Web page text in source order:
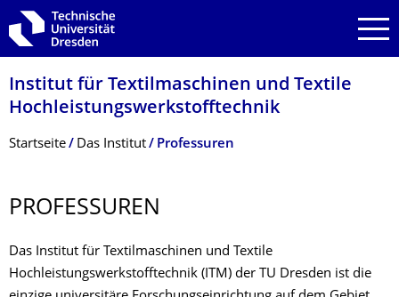
Zur Hauptnavigation springen
Zur Suche springen
Zum Inhalt springen
Institut für Textilmaschinen und Textile
Hochleistungswerk­stofftechnik
Breadcrumb-Menü
Startseite Das Institut Professuren
PROFESSUREN
Das Institut für Textilmaschinen und Textile
Hochleistungswerkstofftechnik (ITM) der TU Dresden ist die